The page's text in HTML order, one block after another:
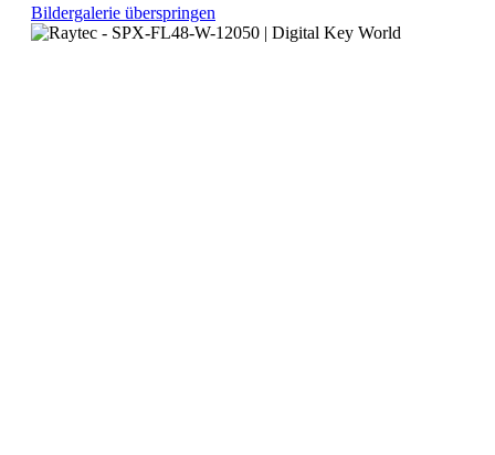
Bildergalerie überspringen